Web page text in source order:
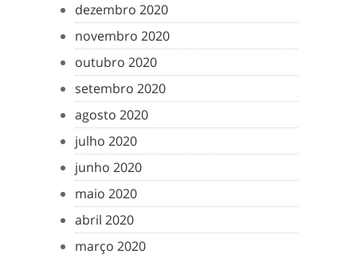
dezembro 2020
novembro 2020
outubro 2020
setembro 2020
agosto 2020
julho 2020
junho 2020
maio 2020
abril 2020
março 2020